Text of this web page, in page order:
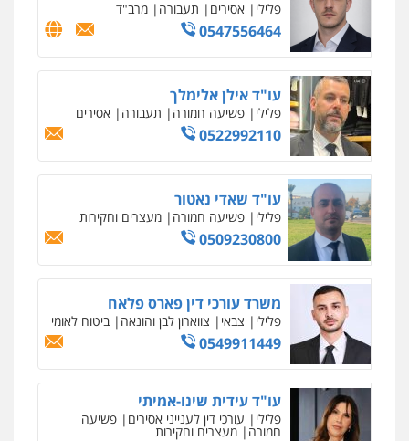
פלילי אסירים תעבורה מרב"ד
0547556464
עו"ד אילן אלימלך
פלילי פשיעה חמורה תעבורה אסירים
0522992110
עו"ד שאדי נאטור
פלילי פשיעה חמורה מעצרים וחקירות
0509230800
משרד עורכי דין פארס פלאח
פלילי צבאי צווארון לבן והונאה ביטוח לאומי
0549911449
עו"ד עידית שינו-אמיתי
פלילי עורכי דין לענייני אסירים פשיעה
חמורה מעצרים וחקירות